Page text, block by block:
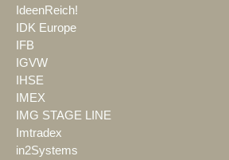
IdeenReich!
IDK Europe
IFB
IGVW
IHSE
IMEX
IMG STAGE LINE
Imtradex
in2Systems